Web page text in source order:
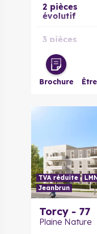
2 pièces
évolutif
3 pièces
4 pièces
Brochure
TVA réduite
Jeanbrun
Torcy - 77
Plaine Nature